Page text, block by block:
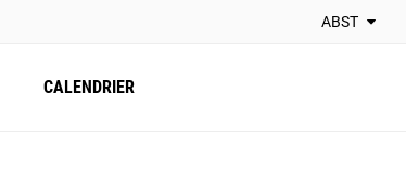
ABST
CALENDRIER